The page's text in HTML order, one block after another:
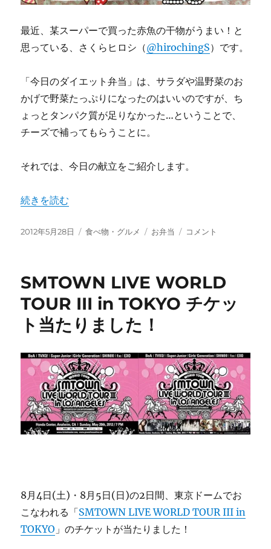
最近、某スーパーで買った赤魚の干物がうまい！と
思っている、さくらヒロシ（@hirochingS）です。
「今日のダイエット弁当」は、サラダや温野菜のお
かげで野菜たっぷりになったのはいいのですが、ち
ょっとタンパク質が足りなかった…ということで、
チーズで補ってもらうことに。
それでは、今日の献立をご紹介します。
“今日のダイエット弁当（2012年5月28日）” の
続きを読む
投
2012年5月28日
カ
ー
食べ物・グルメ
タ
お弁当
今
イ
ッ
（2012
年
5
月
28
日）
に
コメント
SMTOWN LIVE WORLD
TOUR III in TOKYO チケッ
ト当たりました！
8月4日(土)・8月5日(日)の2日間、東京ドームでお
こなわれる「SMTOWN LIVE WORLD TOUR III in
TOKYO 」のチケットが当たりました！